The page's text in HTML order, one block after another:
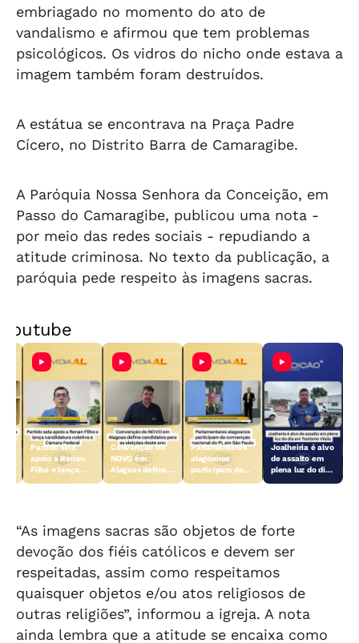
embriagado no momento do ato de
vandalismo e afirmou que tem problemas
psicológicos. Os vidros do nicho onde estava a
imagem também foram destruídos.
A estátua se encontrava na Praça Padre
Cícero, no Distrito Barra de Camaragibe.
A Paróquia Nossa Senhora da Conceição, em
Passo do Camaragibe, publicou uma nota -
por meio das redes sociais - repudiando a
atitude criminosa. No texto da publicação, a
paróquia pede respeito às imagens sacras.
Partido sela
apoio a Renan
Filho e lança
Convenção do
NOVO em
Alagoas define
Parlamentares
alagoanos
participam da
Joalheiria é alvo
de assalto em
plena luz do dia
“As imagens sacras são objetos de forte
devoção dos fiéis católicos e devem ser
respeitadas, assim como respeitamos
quaisquer objetos e/ou atos religiosos de
outras religiões”, informou a igreja. A nota
ainda lembra que a atitude se encaixa como